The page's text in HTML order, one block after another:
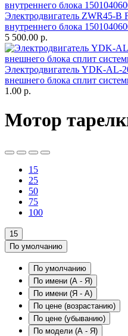
Электродвигатель ZWR45-
внутреннего блока
5 500.00 р.
Электродвигатель YDK-AL-
внешнего блока сплит
1.00 р.
Мотор
15
25
50
75
100
15
По умолчанию
По умолчанию
По имени (A - Я)
По имени (Я - A)
По цене (возрастанию)
По цене (убыванию)
По модели (A - Я)